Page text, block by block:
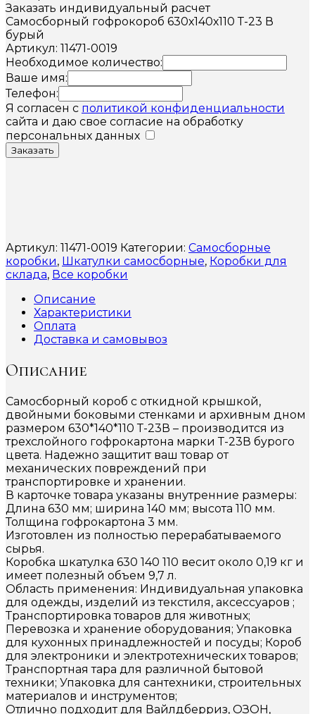
Заказать индивидуальный расчет
Самосборный гофрокороб 630х140х110 Т-23 В
бурый
Артикул: 11471-0019
Необходимое количество:
Ваше имя:
Телефон:
Я согласен с политикой конфиденциальности
сайта и даю свое согласие на обработку
персональных данных
Заказать
Артикул: 11471-0019 Категории: Самосборные
коробки, Шкатулки самосборные, Коробки для
склада, Все коробки
Описание
Характеристики
Оплата
Доставка и самовывоз
Описание
Самосборный короб с откидной крышкой,
двойными боковыми стенками и архивным дном
размером 630*140*110 Т-23В – производится из
трехслойного гофрокартона марки Т-23В бурого
цвета. Надежно защитит ваш товар от
механических повреждений при
транспортировке и хранении.
В карточке товара указаны внутренние размеры:
Длина 630 мм; ширина 140 мм; высота 110 мм.
Толщина гофрокартона 3 мм.
Изготовлен из полностью перерабатываемого
сырья.
Коробка шкатулка 630 140 110 весит около 0,19 кг и
имеет полезный объем 9,7 л.
Область применения: Индивидуальная упаковка
для одежды, изделий из текстиля, аксессуаров ;
Транспортировка товаров для животных;
Перевозка и хранение оборудования; Упаковка
для кухонных принадлежностей и посуды; Короб
для электроники и электротехнических товаров;
Транспортная тара для различной бытовой
техники; Упаковка для сантехники, строительных
материалов и инструментов;
Отлично подходит для Вайлдберриз, ОЗОН,